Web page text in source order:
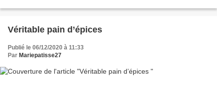
Véritable pain d’épices
Publié le 06/12/2020 à 11:33
Par Mariepatisse27